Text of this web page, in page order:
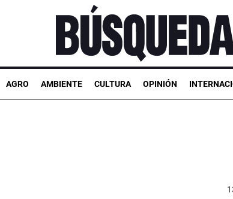
AGRO AMBIENTE CULTURA OPINIÓN